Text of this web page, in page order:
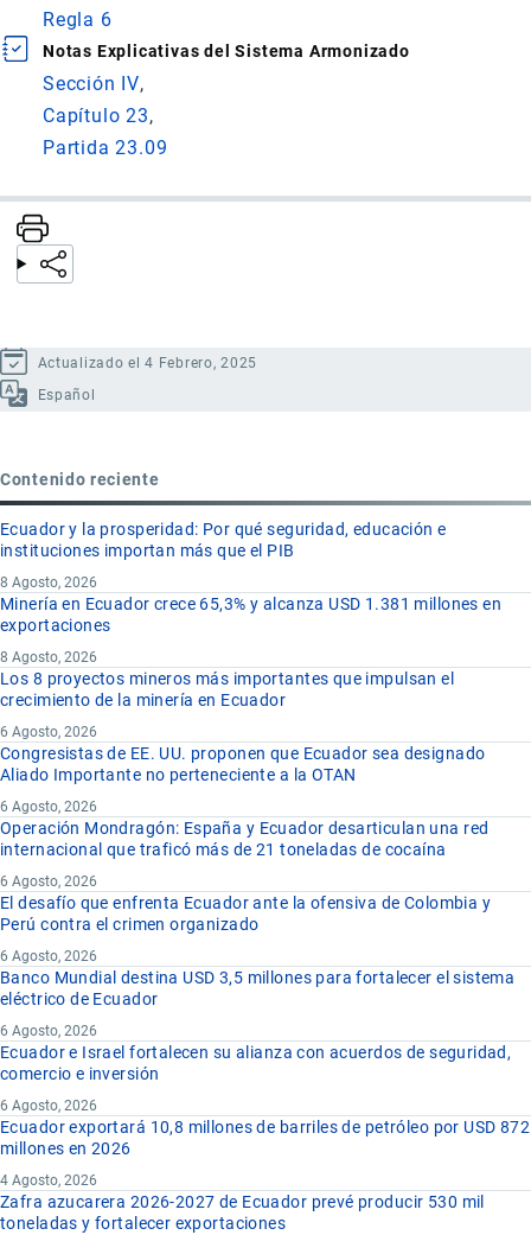
Regla 6
Notas Explicativas del Sistema Armonizado
Sección IV
Capítulo 23
Partida 23.09
Actualizado el 4 Febrero, 2025
Español
Contenido reciente
Ecuador y la prosperidad: Por qué seguridad, educación e
instituciones importan más que el PIB
8 Agosto, 2026
Minería en Ecuador crece 65,3% y alcanza USD 1.381 millones en
exportaciones
8 Agosto, 2026
Los 8 proyectos mineros más importantes que impulsan el
crecimiento de la minería en Ecuador
6 Agosto, 2026
Congresistas de EE. UU. proponen que Ecuador sea designado
Aliado Importante no perteneciente a la OTAN
6 Agosto, 2026
Operación Mondragón: España y Ecuador desarticulan una red
internacional que traficó más de 21 toneladas de cocaína
6 Agosto, 2026
El desafío que enfrenta Ecuador ante la ofensiva de Colombia y
Perú contra el crimen organizado
6 Agosto, 2026
Banco Mundial destina USD 3,5 millones para fortalecer el sistema
eléctrico de Ecuador
6 Agosto, 2026
Ecuador e Israel fortalecen su alianza con acuerdos de seguridad,
comercio e inversión
6 Agosto, 2026
Ecuador exportará 10,8 millones de barriles de petróleo por USD 872
millones en 2026
4 Agosto, 2026
Zafra azucarera 2026-2027 de Ecuador prevé producir 530 mil
toneladas y fortalecer exportaciones